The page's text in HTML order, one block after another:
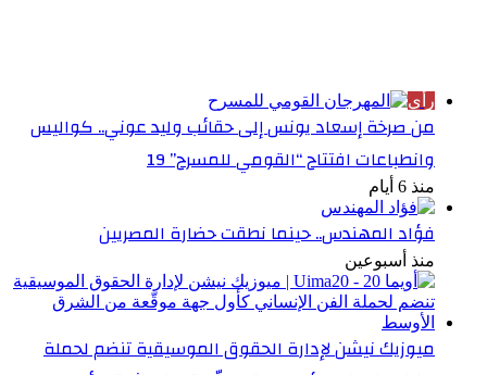
رأي
من صرخة إسعاد يونس إلى حقائب وليد عوني.. كواليس
وانطباعات افتتاح “القومي للمسرح” 19
منذ 6 أيام
فؤاد المهندس.. حينما نطقت حضارة المصريين
منذ أسبوعين
ميوزيك نيشن لإدارة الحقوق الموسيقية تنضم لحملة